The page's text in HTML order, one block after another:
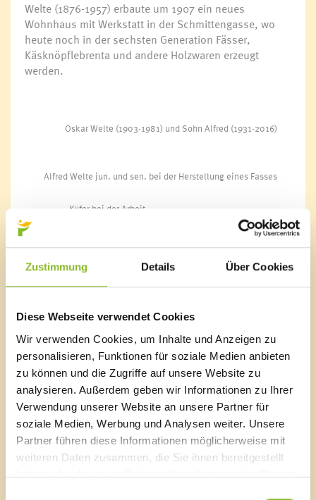
Zustimmung Details Über Cookies
Diese Webseite verwendet Cookies
Wir verwenden Cookies, um Inhalte und Anzeigen zu
personalisieren, Funktionen für soziale Medien anbieten
zu können und die Zugriffe auf unsere Website zu
analysieren. Außerdem geben wir Informationen zu Ihrer
Verwendung unserer Website an unsere Partner für
soziale Medien, Werbung und Analysen weiter. Unsere
Partner führen diese Informationen möglicherweise mit
weiteren Daten zusammen, die Sie ihnen bereitgestellt
haben oder die sie im Rahmen Ihrer Nutzung der Dienste
Welte (1876-1957) erbaute um 1907 ein neues
Wohnhaus mit Werkstatt in der Schmittengasse, wo
heute noch in der sechsten Generation Fässer,
Käsknöpflebrenta und andere Holzwaren erzeugt
werden.
Oskar Welte (1903-1981) und Sohn Alfred (1931-2016)
Alfred Welte jun. und sen. bei der Herstellung eines Fasses
Küfer bei der Arbeit
Wie bekommt das Fass seinen Bauch?
Der Küfer verwendet weder Bindestoffe noch Leim.
Dicht werden die Fässer dadurch, dass die genau
zusammengehalten werden. Folgende Arbeitsschritte
Die Dauben werden an den Enden leicht vorgefräst,
so dass sie im Bauch ein Sechstel breiter als an den
Enden sind.
Dann werden sie in Eisenreifen gestellt. Dabei
bleiben am unteren Ende Zwischenräume offen.
In die Mitte kommt ein Feuerkorb. Die Dauben
werden so lange erhitzt, bis sich das Holz außen
warm anfühlt.
Mit einem Fasszug werden die Dauben sieben bis
acht Mal ruckweise unten zusammengezogen. Nach